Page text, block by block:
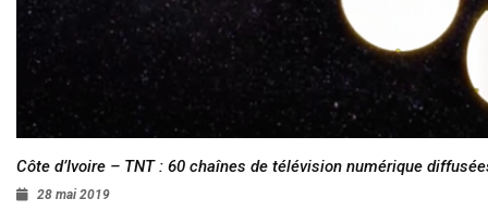
Côte d’Ivoire – TNT : 60 chaînes de télévision numérique
28 mai 2019